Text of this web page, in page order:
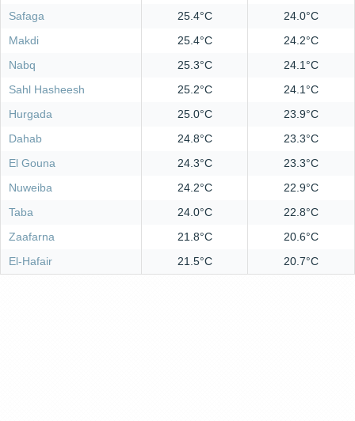
Safaga
25.4°C
24.0°C
Makdi
25.4°C
24.2°C
Nabq
25.3°C
24.1°C
Sahl Hasheesh
25.2°C
24.1°C
Hurgada
25.0°C
23.9°C
Dahab
24.8°C
23.3°C
El Gouna
24.3°C
23.3°C
Nuweiba
24.2°C
22.9°C
Taba
24.0°C
22.8°C
Zaafarna
21.8°C
20.6°C
El-Hafair
21.5°C 20.7°C